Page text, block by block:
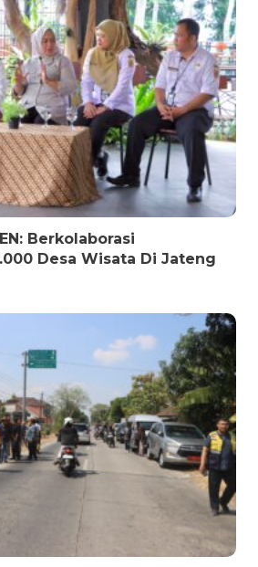
Berkolaborasi
Desa Wisata Di Jateng